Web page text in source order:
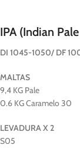
IPA (Indian
DI 1045-1050/ DF
MALTAS
9,4 KG Pale
0.6 KG Caramelo 30
LEVADURA X 2
S05